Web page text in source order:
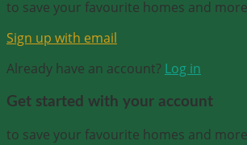
to save your favourite homes and more
Sign up with email
Already have an account? Log in
Get started with your account
to save your favourite homes and more